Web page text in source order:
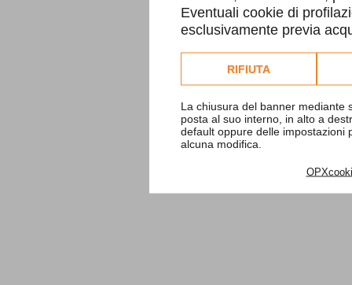
Eventuali cookie di
esclusivamente previa
Consulta l'informativa
RIFIUTA
La chiusura del banner mediante
posta al suo interno, in alto a
default oppure delle impostazioni
alcuna modifica.